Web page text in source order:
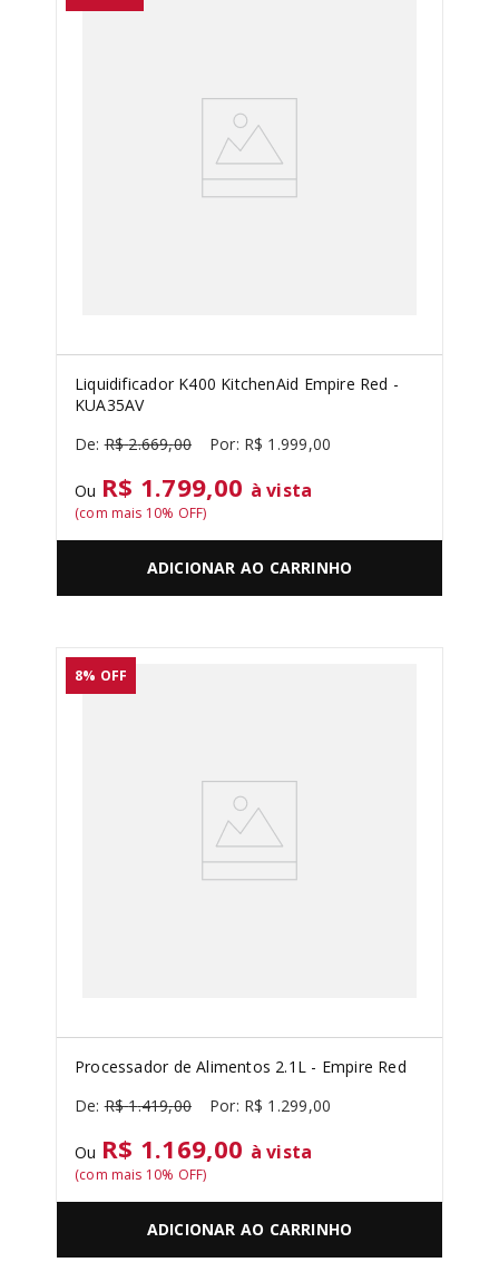
SORVETEIRA
Liquidificador K400 KitchenAid Empire Red -
KUA35AV
R$ 2.669,00 R$ 1 .999,00
Ou R$ 1.799,00 à vista
(com mais 10% OFF)
ADICIONAR AO CARRINHO
8% OFF
Processador de Alimentos 2.1L - Empire Red
R$ 1.419,00 R$ 1 .299,00
Ou R$ 1.169,00 à vista
(com mais 10% OFF)
ADICIONAR AO CARRINHO